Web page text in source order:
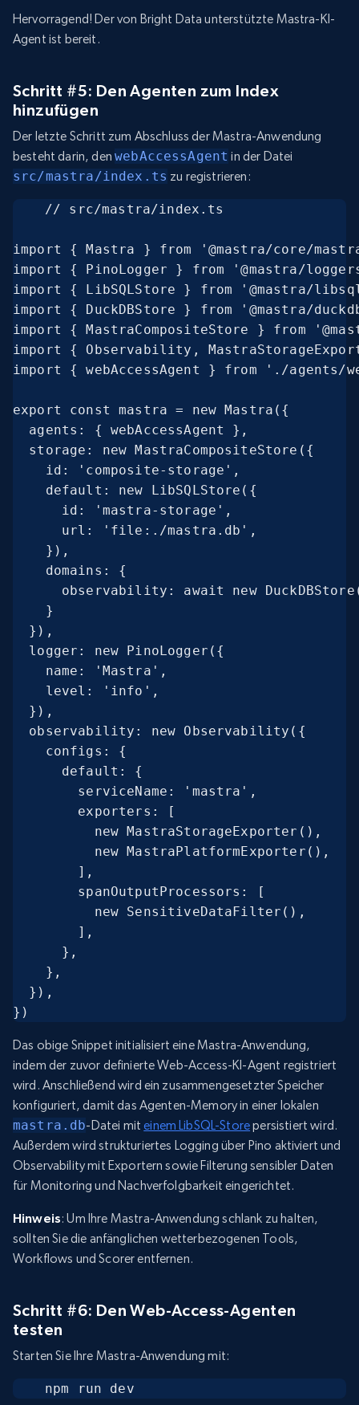
Hervorragend! Der von Bright Data unterstützte Mastra-KI-
Agent ist bereit.
Schritt #5: Den Agenten zum Index
hinzufügen
Der letzte Schritt zum Abschluss der Mastra-Anwendung
besteht darin, denwebAccessAgent in der Datei
src/mastra/index.ts zu registrieren:
// src/mastra/index.ts
import { Mastra } from '@mastra/core/
import { PinoLogger } from '@mastra/
import { LibSQLStore } from '@mastra/
import { DuckDBStore } from '@mastra/
import { MastraCompositeStore } from
import { Observability,
import { webAccessAgent } from './agents/
export const mastra = new Mastra({
  agents: { webAccessAgent },
  storage: new MastraCompositeStore({
    id: 'composite-storage',
    default: new LibSQLStore({
      id: 'mastra-storage',
      url: 'file:./mastra.db',
    }),
    domains: {
observability: await new
    }
  }),
  logger: new PinoLogger({
    name: 'Mastra',
    level: 'info',
  }),
  observability: new Observability({
    configs: {
      default: {
        serviceName: 'mastra',
        exporters: [
          new MastraStorageExporter(),
          new MastraPlatformExporter(),
        ],
        spanOutputProcessors: [
          new SensitiveDataFilter(),
        ],
      },
    },
  }),
})
Das obige Snippet initialisiert eine Mastra-Anwendung,
indem der zuvor definierte Web-Access-KI-Agent registriert
wird. Anschließend wird ein zusammengesetzter Speicher
konfiguriert, damit das Agenten-Memory in einer lokalen
mastra.db-Datei miteinem LibSQL-Storepersistiert wird.
Außerdem wird strukturiertes Logging über Pino aktiviert und
Observability mit Exportern sowie Filterung sensibler Daten
für Monitoring und Nachverfolgbarkeit eingerichtet.
Hinweis: Um Ihre Mastra-Anwendung schlank zu halten,
sollten Sie die anfänglichen wetterbezogenen Tools,
Workflows und Scorer entfernen.
Schritt #6: Den Web-Access-Agenten
testen
Starten Sie Ihre Mastra-Anwendung mit:
npm run dev